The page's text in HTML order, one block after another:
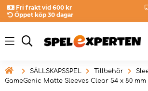
Fri frakt vid 600 kr
Öppet köp 30 dagar
 SÄLLSKAPSSPEL Tillbehör
GameGenic Matte Sleeves Clear 54 x 80 mm